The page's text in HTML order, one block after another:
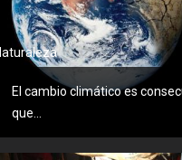
El cambio climático es
que...